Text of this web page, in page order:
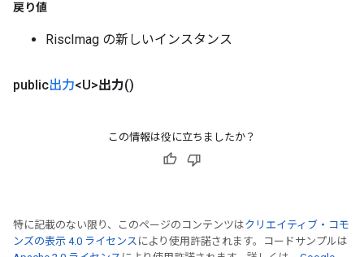
戻り値
RiscImag の新しいインスタンス
public出力<U>出力()
この情報は役に立ちましたか？
特に記載のない限り、このページのコンテンツはクリエイティブ・コモ
ンズの表示 4.0 ライセンス により使用許諾されます。コードサンプルは